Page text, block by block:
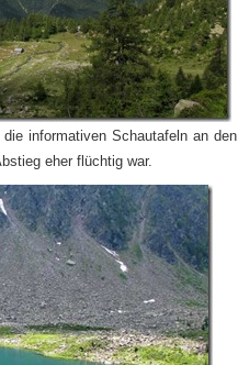
informativen Schautafeln an den
eher flüchtig war.